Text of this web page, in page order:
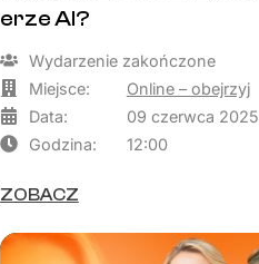
erze AI?
Wydarzenie zakończone
Miejsce:
Online – obejrzyj
Data:
09 czerwca 2025
Godzina:
12:00
ZOBACZ